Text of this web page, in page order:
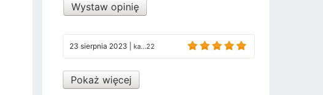
Wystaw opinię
23 sierpnia 2023 ka...22
Pokaż więcej